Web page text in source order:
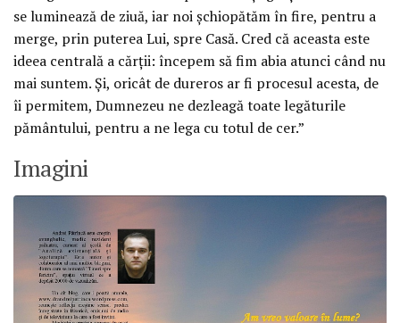
se luminează de ziuă, iar noi şchiopătăm în fire, pentru a
merge, prin puterea Lui, spre Casă. Cred că aceasta este
ideea centrală a cărţii: începem să fim abia atunci când nu
mai suntem. Şi, oricât de dureros ar fi procesul acesta, de
îi permitem, Dumnezeu ne dezleagă toate legăturile
pământului, pentru a ne lega cu totul de cer.”
Imagini